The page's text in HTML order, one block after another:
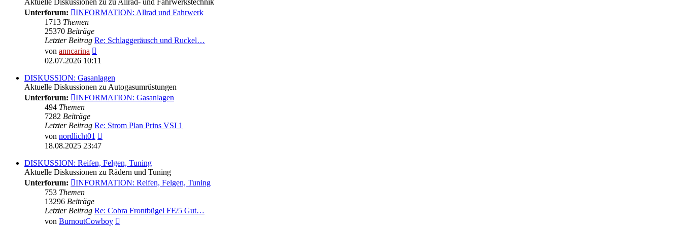
Aktuelle Diskussionen zu zu Allrad- und Fahrwerkstechnik
Unterforum:
INFORMATION: Allrad und Fahrwerk
1713 Themen
25370 Beiträge
Letzter Beitrag Re: Schlaggeräusch und Ruckel…
von anncarina
Beitrag
02.07.2026 10:11
DISKUSSION: Gasanlagen
Aktuelle Diskussionen zu Autogasumrüstungen
Unterforum:
INFORMATION: Gasanlagen
494 Themen
7282 Beiträge
Letzter Beitrag Re: Strom Plan Prins VSI 1
von nordlicht01
18.08.2025 23:47
DISKUSSION: Reifen, Felgen, Tuning
Aktuelle Diskussionen zu Rädern und Tuning
Unterforum:
INFORMATION: Reifen, Felgen, Tuning
753 Themen
13296 Beiträge
Letzter Beitrag Re: Cobra Frontbügel FE/5 Gut…
von BurnoutCowboy